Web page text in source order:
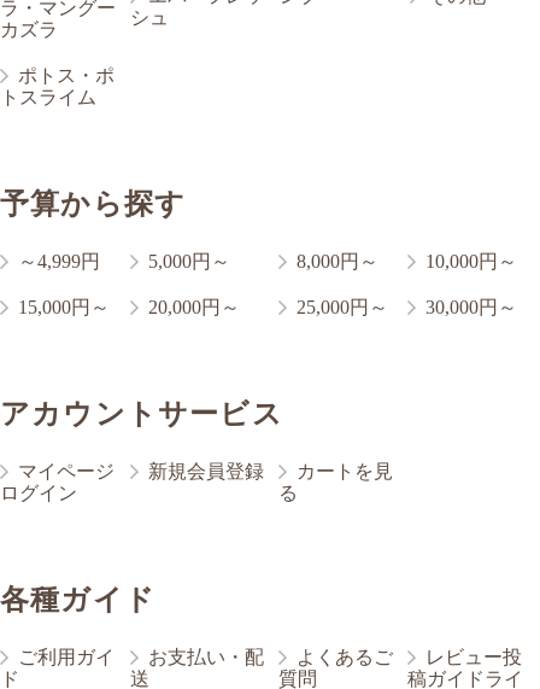
ラ・マングー
カズラ
ポトス・ポ
トスライム
シュ
予算から探す
～4,999円 5,000円～ 8,000円～ 10,000円～
15,000円～ 20,000円～ 25,000円～ 30,000円～
アカウントサービス
マイページ
ログイン
新規会員登録
カートを見
る
各種ガイド
ご利用ガイ
ド
お支払い・配
送
よくあるご
質問
レビュー投
稿ガイドライ